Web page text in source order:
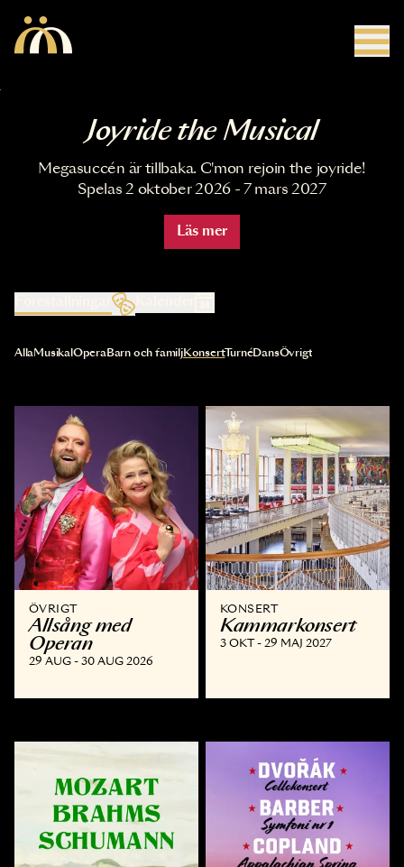
Joyride the Musical
Megasuccén är tillbaka. C'mon rejoin the joyride!
Spelas 2 oktober 2026 - 7 mars 2027
Läs mer
Kalender
Val av kategori uppdaterar innehållet automatiskt
AllaMusikal OperaBarn och familjKonsertTurnéDansÖvrigt
ÖVRIGT
Allsång med
Operan
29 AUG - 30 AUG 2026
KONSERT
Kammar­konsert
3 OKT - 29 MAJ 2027